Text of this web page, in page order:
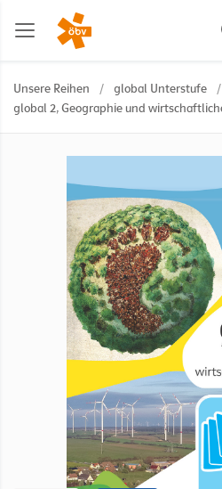
Unsere Reihen / global Unterstufe
/
global 2, Geographie und